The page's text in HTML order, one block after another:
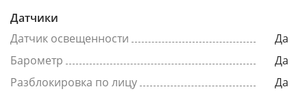
Датчики
Датчик освещенности
Да
Барометр
Да
Разблокировка по лицу
Да